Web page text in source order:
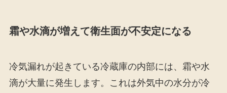
霜や水滴が増えて衛生面が不安定になる
冷気漏れが起きている冷蔵庫の内部には、霜や水
滴が大量に発生します。これは外気中の水分が冷